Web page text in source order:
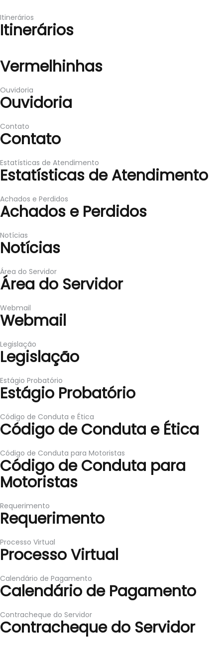
Itinerários
Itinerários
Vermelhinhas
Ouvidoria
Ouvidoria
Contato
Contato
Estatísticas de Atendimento
Estatísticas de Atendimento
Achados e Perdidos
Achados e Perdidos
Notícias
Notícias
Área do Servidor
Área do Servidor
Webmail
Webmail
Legislação
Legislação
Estágio Probatório
Estágio Probatório
Código de Conduta e Ética
Código de Conduta e Ética
Código de Conduta para Motoristas
Código de Conduta para
Motoristas
Requerimento
Requerimento
Processo Virtual
Processo Virtual
Calendário de Pagamento
Calendário de Pagamento
Contracheque do Servidor
Contracheque do Servidor